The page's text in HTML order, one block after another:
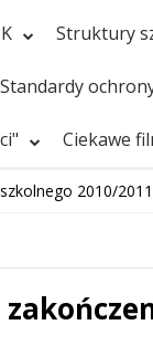
Struktury
Standardy
Ciekawe
2010/2011